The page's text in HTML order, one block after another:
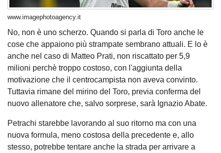
www.imagephotoagency.it
No, non è uno scherzo. Quando si parla di Toro anche le
cose che appaiono più strampate sembrano attuali. E lo è
anche nel caso di Matteo Prati, non riscattato per 5,9
milioni perchè troppo costoso, con l'aggiunta della
motivazione che il centrocampista non aveva convinto.
Tuttavia rimane del mirino del Toro, previa conferma del
nuovo allenatore che, salvo sorprese, sarà Ignazio Abate.
Petrachi starebbe lavorando al suo ritorno ma con una
nuova formula, meno costosa della precedente e, allo
stesso, potrebbe tentare anche la strada per arrivare a